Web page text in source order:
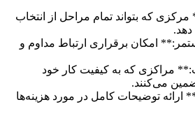
که بتواند تمام مراحل از انتخاب
امکان برقراری ارتباط مداوم و
مراکزی که به کیفیت کار خود
می‌کنند.
توضیحات کامل در مورد هزینه‌ها